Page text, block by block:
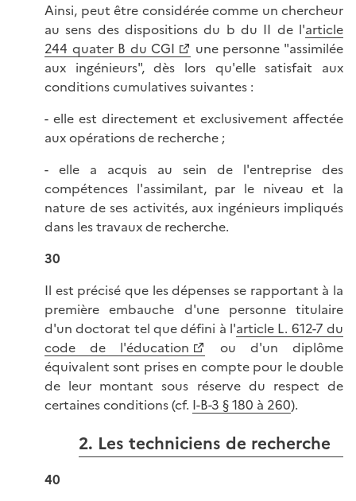
Ainsi, peut être considérée comme un chercheur
au sens des dispositions du b du II de l'article
244 quater B du CGI
une personne "assimilée
aux ingénieurs", dès lors qu'elle satisfait aux
conditions cumulatives suivantes :
- elle est directement et exclusivement affectée
aux opérations de recherche ;
- elle a acquis au sein de l'entreprise des
compétences l'assimilant, par le niveau et la
nature de ses activités, aux ingénieurs impliqués
dans les travaux de recherche.
30
Il est précisé que les dépenses se rapportant à la
première embauche d'une personne titulaire
d'un doctorat tel que défini à l'article L. 612-7 du
code de l'éducation
ou d'un diplôme
équivalent sont prises en compte pour le double
de leur montant sous réserve du respect de
certaines conditions (cf. I-B-3 § 180 à 260).
2. Les techniciens de recherche
40